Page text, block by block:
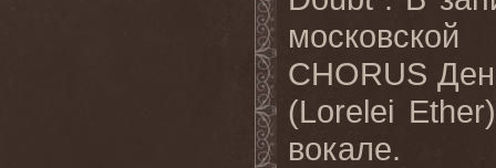
CHORUS
(Lorelei
вокале.